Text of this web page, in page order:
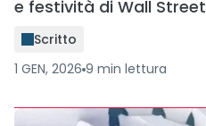
e festività di Wall Street
Scritto
1 GEN, 2026 9 min lettura